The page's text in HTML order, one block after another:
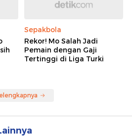
Sepakbola
Rekor! Mo Salah Jadi
Pemain dengan Gaji
Tertinggi di Liga Turki